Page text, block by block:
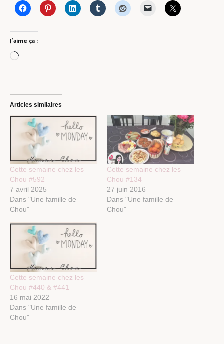
J’aime ça :
Chargement…
Articles similaires
Cette semaine chez les
Chou #592
7 avril 2025
Dans "Une famille de
Chou"
Cette semaine chez les
Chou #134
27 juin 2016
Dans "Une famille de
Chou"
Cette semaine chez les
Chou #440 & #441
16 mai 2022
Dans "Une famille de
Chou"